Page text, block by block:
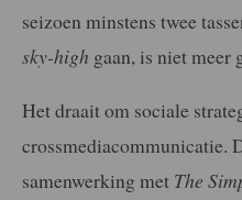
seizoen minstens twee
sky-high gaan, is niet meer
Het draait om sociale
crossmediacommunicatie.
samenwerking met The